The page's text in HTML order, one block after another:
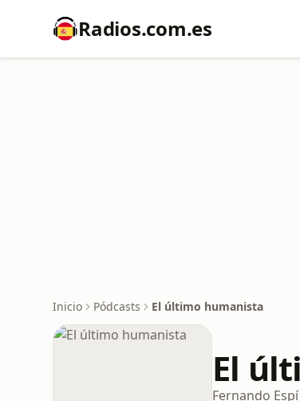
Radios.com.es
Inicio Pódcasts El último humanista
El
Fernando